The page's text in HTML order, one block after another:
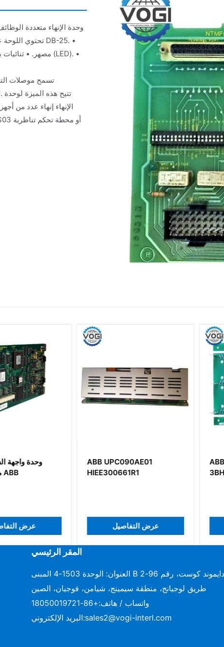
وحدة الإنهاء متعددة
الإنهاء إنهاء عدد من
ABB UPC090AE01
HIEE300661R1
عرض التفاصيل
ABB
المقر الرئيسي
العنوان: الوحدة 1503-4 المبنى B دايموند كوست، رقم 96-2
طريق لوجيانج، منطقة سيمينج، شيامن، فوجيان، الصين
واتساب / هاتف:+86-18050019721
البريد الإلكتروني:sales2@vogi-interl.com